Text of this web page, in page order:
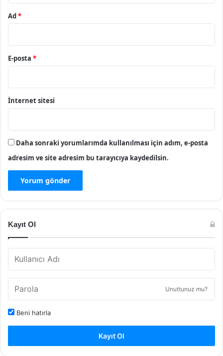
Ad *
E-posta *
İnternet sitesi
Daha sonraki yorumlarımda kullanılması için adım, e-posta
adresim ve site adresim bu tarayıcıya kaydedilsin.
Kayıt Ol
Unuttunuz mu?
Beni hatırla
Kayıt Ol